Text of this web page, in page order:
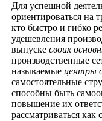
Для успешной
ориентироваться на
кто быстро и гибко
удешевления
выпуске своих
производственные
называемые центры
самостоятельные
способны быть
повышение их
рассматриваться как